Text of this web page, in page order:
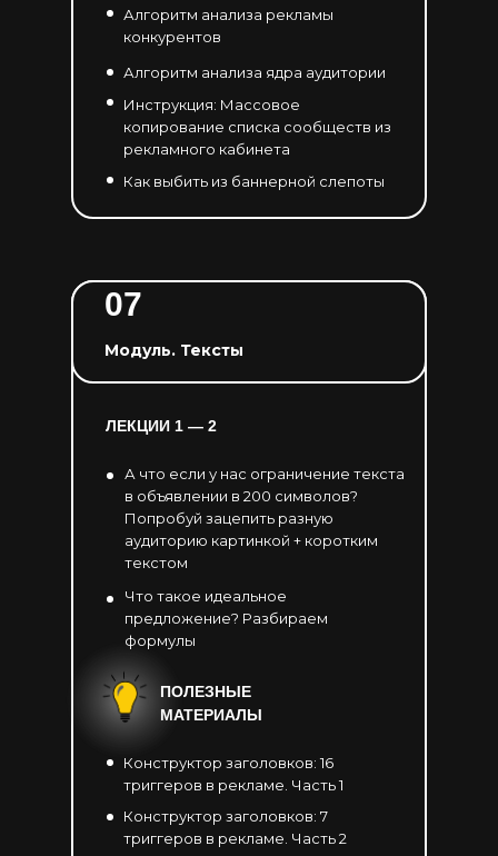
Алгоритм анализа рекламы
конкурентов
Алгоритм анализа ядра аудитории
Инструкция: Массовое
копирование списка сообществ из
рекламного кабинета
Как выбить из баннерной слепоты
Модуль. Тексты
ЛЕКЦИИ 1 — 2
ПОЛЕЗНЫЕ
МАТЕРИАЛЫ
А что если у нас ограничение текста
в объявлении в 200 символов?
Попробуй зацепить разную
аудиторию картинкой + коротким
текстом
07
Конструктор заголовков: 16
триггеров в рекламе. Часть 1
Что такое идеальное
предложение? Разбираем
формулы
Конструктор заголовков: 7
триггеров в рекламе. Часть 2